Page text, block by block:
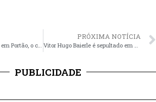
Sepultado esta tarde em Portão, o corpo de Helio Braga
PRÓXIMA NOTÍCIA
Vitor Hugo Baierle é sepultado em Santo Antônio da Patrulha
PUBLICIDADE